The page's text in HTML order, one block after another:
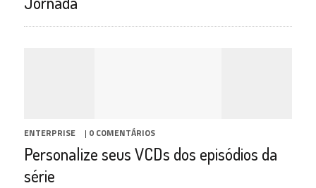
ENTERPRISE | 0 COMENTÁRIOS
Personalize seus VCDs dos episódios da
série